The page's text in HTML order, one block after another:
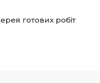
готових робіт